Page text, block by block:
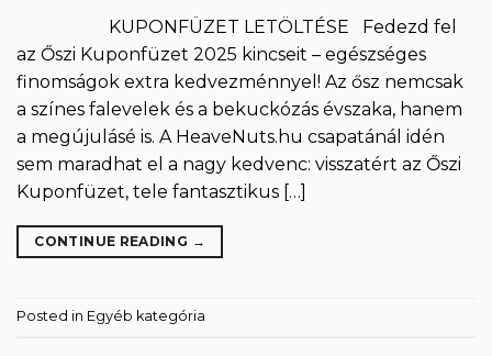
KUPONFÜZET LETÖLTÉSE Fedezd fel
az Őszi Kuponfüzet 2025 kincseit – egészséges
finomságok extra kedvezménnyel! Az ősz nemcsak
a színes falevelek és a bekuckózás évszaka, hanem
a megújulásé is. A HeaveNuts.hu csapatánál idén
sem maradhat el a nagy kedvenc: visszatért az Őszi
Kuponfüzet, tele fantasztikus […]
CONTINUE READING →
Posted in Egyéb kategória